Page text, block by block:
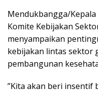
Mendukbangga/Kepala
Komite Kebijakan
menyampaikan
kebijakan lintas sektor
pembangunan
​​​”Kita akan beri insentif